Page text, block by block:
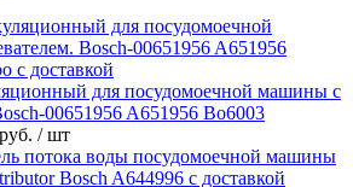
для посудомоечной машины с
00651956 A651956 Bo6003
/ шт